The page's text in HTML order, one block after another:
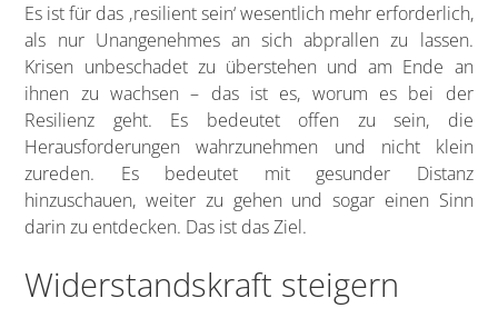
Es ist für das ‚resilient sein‘ wesentlich mehr erforderlich,
als nur Unangenehmes an sich abprallen zu lassen.
Krisen unbeschadet zu überstehen und am Ende an
ihnen zu wachsen – das ist es, worum es bei der
Resilienz geht. Es bedeutet offen zu sein, die
Herausforderungen wahrzunehmen und nicht klein
zureden. Es bedeutet mit gesunder Distanz
hinzuschauen, weiter zu gehen und sogar einen Sinn
darin zu entdecken. Das ist das Ziel.
Widerstandskraft steigern